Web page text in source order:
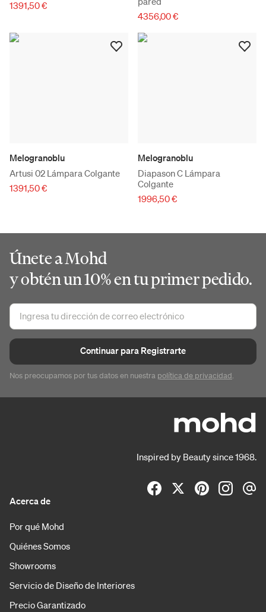
1391,50 €
4356,00 €
Melogranoblu
Artusi 02 Lámpara Colgante
1391,50 €
Melogranoblu
Diapason C Lámpara
Colgante
1996,50 €
Únete a Mohd
y obtén un 10% en tu primer pedido.
Continuar para Registrarte
Nos preocupamos por tus datos en nuestra política de privacidad.
Inspired by Beauty since 1968.
Acerca de
Por qué Mohd
Quiénes Somos
Showrooms
Servicio de Diseño de Interiores
Precio Garantizado